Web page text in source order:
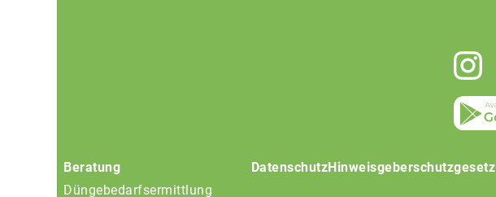
Beratung
Düngebedarfsermittlung
DatenschutzHinweisgeberschutzgesetz